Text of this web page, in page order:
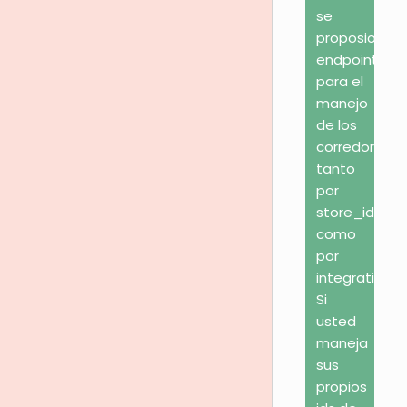
se
proposionan
endpoints
para el
manejo
de los
corredores
tanto
por
store_id
como
por
Si
usted
maneja
sus
propios